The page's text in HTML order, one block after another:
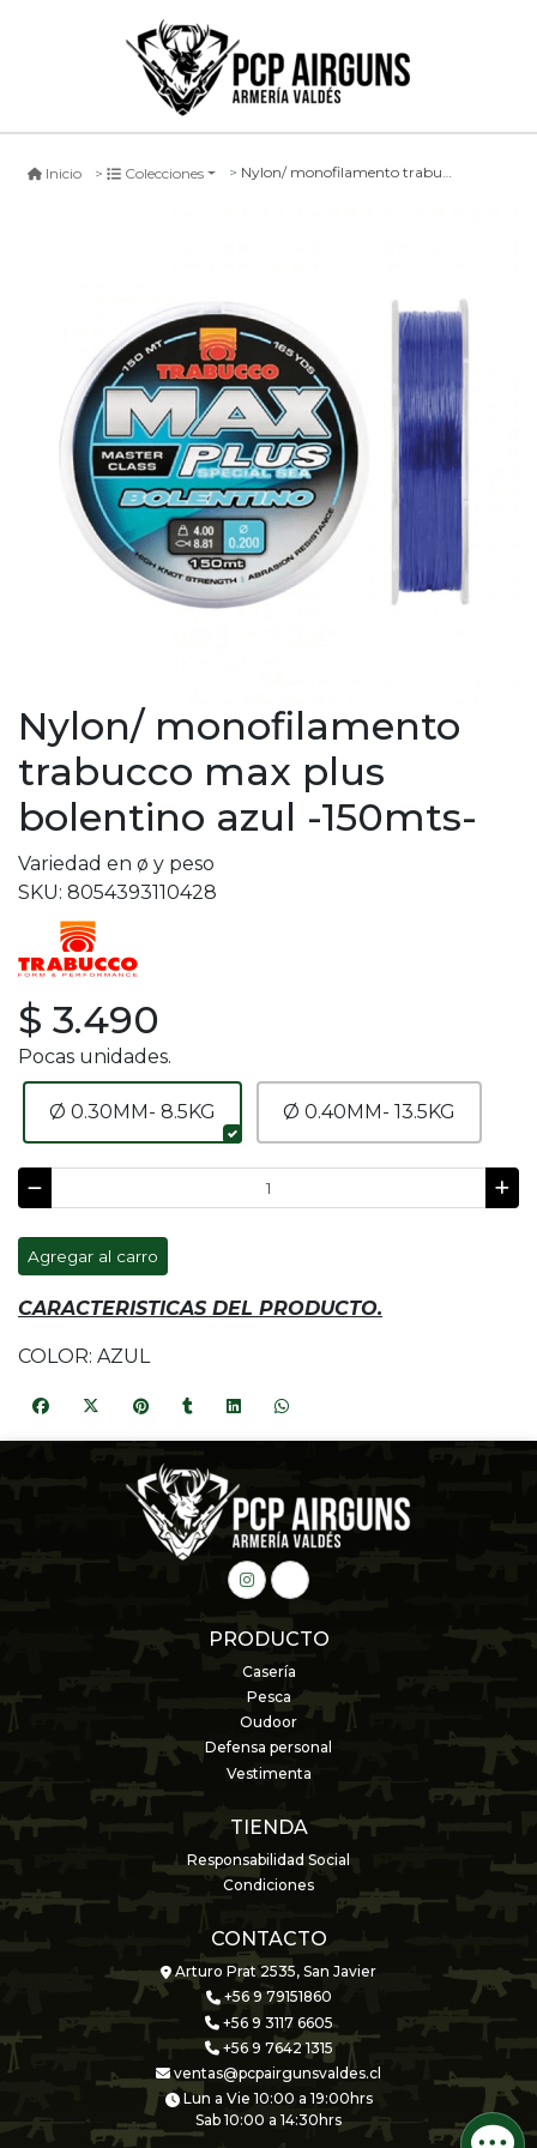
Inicio Colecciones Nylon/ monofilamento trabucco max plus bolentino azul -150mts-
Nylon/ monofilamento
trabucco max plus
bolentino azul -150mts-
Variedad en ø y peso
SKU: 8054393110428
$ 3.490
Pocas unidades.
Ø 0.30MM- 8.5KG Ø 0.40MM- 13.5KG
Agregar al carro
CARACTERISTICAS DEL PRODUCTO.
COLOR: AZUL
PRODUCTO
Casería
Pesca
Oudoor
Defensa personal
Vestimenta
TIENDA
Responsabilidad Social
Condiciones
CONTACTO
Arturo Prat 2535, San Javier
+56 9 79151860
+56 9 3117 6605
+56 9 7642 1315
ventas@pcpairgunsvaldes.cl
Lun a Vie 10:00 a 19:00hrs
Sab 10:00 a 14:30hrs